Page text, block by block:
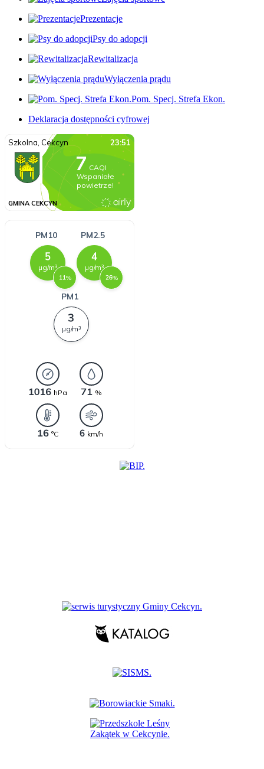
Prezentacje
Psy do adopcji
Rewitalizacja
Wyłączenia prądu
Pom. Specj. Strefa Ekon.
Deklaracja dostępności cyfrowej